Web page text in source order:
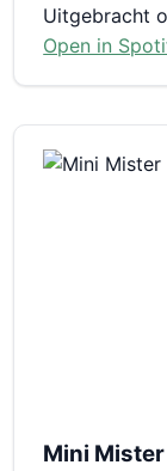
Uitgebracht
Open in
Mini